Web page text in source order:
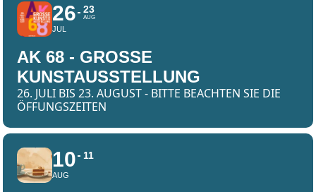
26
JUL
23
AUG
AK 68 - GROSSE K
UNSTAUSSTELLUNG
26. JULI BIS 23. AUGUST - BITTE BEACHTEN SIE DIE
ÖFFUNGSZEITEN
10
AUG
11